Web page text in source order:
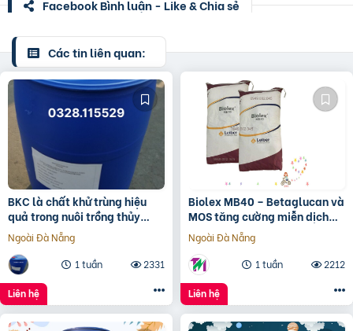
Facebook Bình luận - Like & Chia sẻ
Các tin liên quan:
BKC là chất khử trùng hiệu
quả trong nuôi trồng thủy
sản.Quản lý chất lượng nguồn
nước là khâu cực k
Ngoài Đà Nẵng
1 tuần
2331
Liên hệ
Biolex MB40 – Betaglucan và
MOS tăng cường miễn dịch
cho tôm cá
Ngoài Đà Nẵng
1 tuần
2212
Liên hệ